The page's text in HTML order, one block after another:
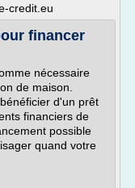
credit.eu
financer
nécessaire
de maison.
d'un prêt
financiers de
possible
quand votre